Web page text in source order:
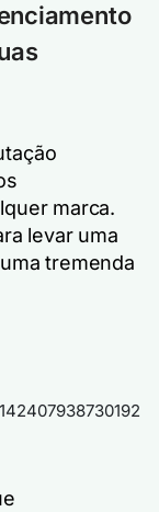
marca.
levar uma
tremenda